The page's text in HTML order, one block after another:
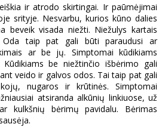
ir atrodo skirtingai. Ir paūmėjimai
srityje. Nesvarbu, kurios kūno dalies
beveik visada niežti. Niežulys kartais
Oda taip pat gali būti paraudusi ar
ar be jų. Simptomai kūdikiams
be niežtinčio išbėrimo gali
veido ir galvos odos. Tai taip pat gali
nugaros ir krūtinės. Simptomai
atsiranda alkūnių linkiuose, už
kulkšnių bėrimų pavidalu. Bėrimas